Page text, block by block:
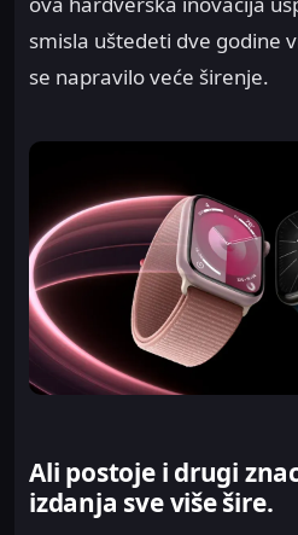
smisla uštedeti dve godine
se napravilo veće širenje.
Ali postoje i drugi
izdanja sve više šire.